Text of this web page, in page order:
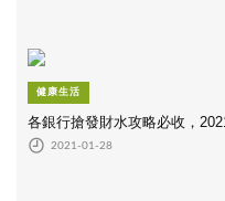
健康生活
各銀行搶發財水攻略必收，
2021-01-28